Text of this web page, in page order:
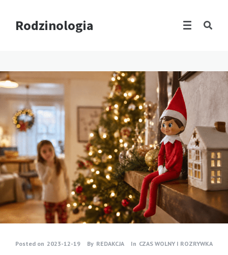
Rodzinologia
Posted on 2023-12-19 By REDAKCJA In CZAS WOLNY I ROZRYWKA